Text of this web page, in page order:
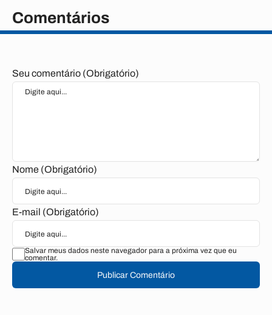
Comentários
Seu comentário (Obrigatório)
Nome (Obrigatório)
E-mail (Obrigatório)
Salvar meus dados neste navegador para a próxima vez que eu
comentar.
Publicar Comentário